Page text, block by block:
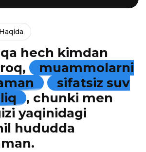
hech kimdan
muammolarni
sifatsiz suv
, chunki men
yaqinidagi
hududda